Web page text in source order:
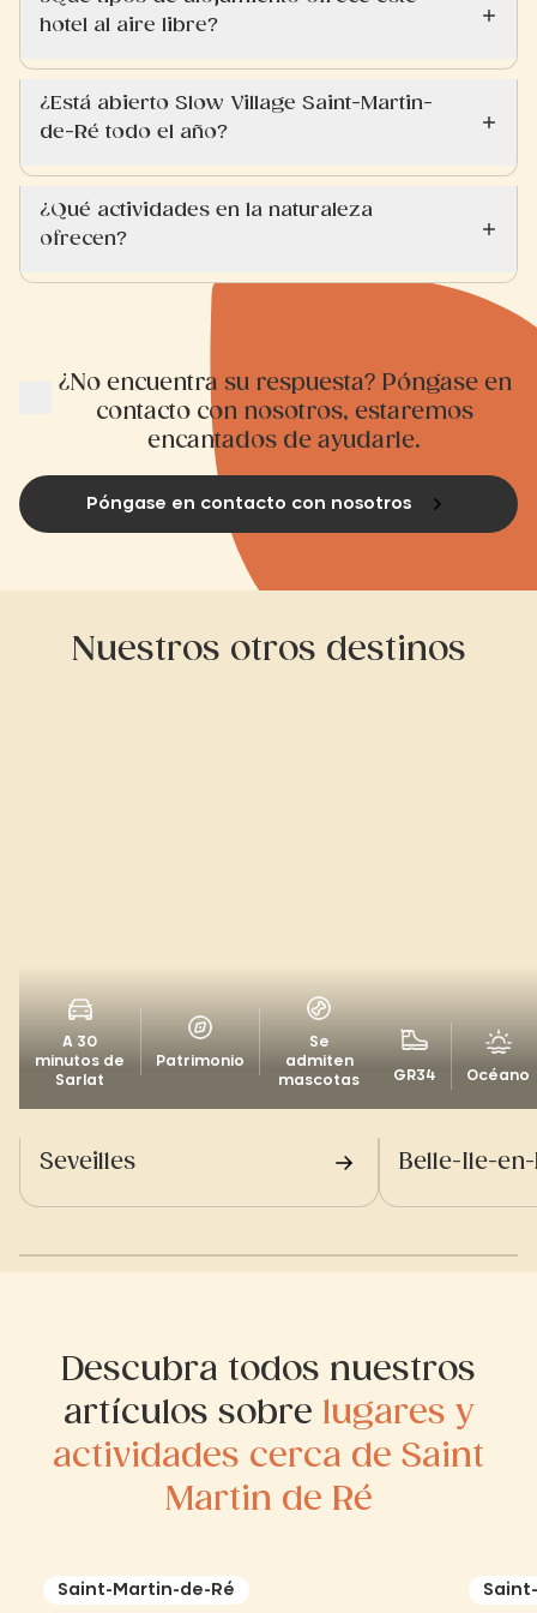
hotel al aire libre?
¿Está abierto Slow Village Saint-Martin-
de-Ré todo el año?
¿Qué actividades en la naturaleza
ofrecen?
¿No encuentra su respuesta? Póngase en
contacto con nosotros, estaremos
encantados de ayudarle.
Póngase en contacto con nosotros
Nuestros otros destinos
A 30
minutos de
Sarlat
Patrimonio
Se
admiten
mascotas
Seveilles
GR34 Océano
Belle-Ile-
Descubra todos nuestros
artículos sobre lugares y
actividades cerca de Saint
Martin de Ré
Saint-Martin-de-Ré